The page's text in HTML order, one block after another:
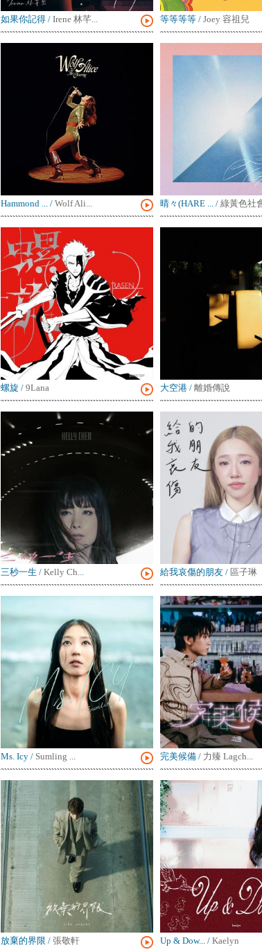
如果你記得 / Irene 林芊... 等等等等 / Joey 容祖兒
Hammond ... / Wolf Ali... 晴々(HARE ... / 綠黃色社
螺旋 / 9Lana 大空港 / 離婚傳說
三秒一生 / Kelly Ch... 給我哀傷的朋友 / 區子琳
Ms. Icy / Sumling ... 完美候備 / 力臻 Lagch...
放棄的界限 / 張敬軒 Up & Dow... / Kaelyn